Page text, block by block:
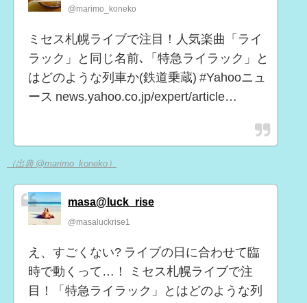
@marimo_koneko
ミセス札幌ライブで注目！人気楽曲「ライ
ラック」と同じ名前､「特急ライラック」と
はどのような列車か(鉄道乗蔵) #Yahooニュ
ース news.yahoo.co.jp/expert/article…
（出典 @marimo_koneko）
masa@luck_rise
@masaluckrise1
え、すごくない? ライブの日に合わせて臨
時で動くって…！ ミセス札幌ライブで注
目！「特急ライラック」とはどのような列